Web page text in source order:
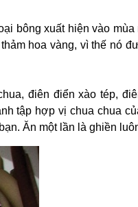
bông xuất hiện vào
hoa vàng, vì thế nó
điên điển xào tép,
tập hợp vị chua chua
Ăn một lần là ghiền